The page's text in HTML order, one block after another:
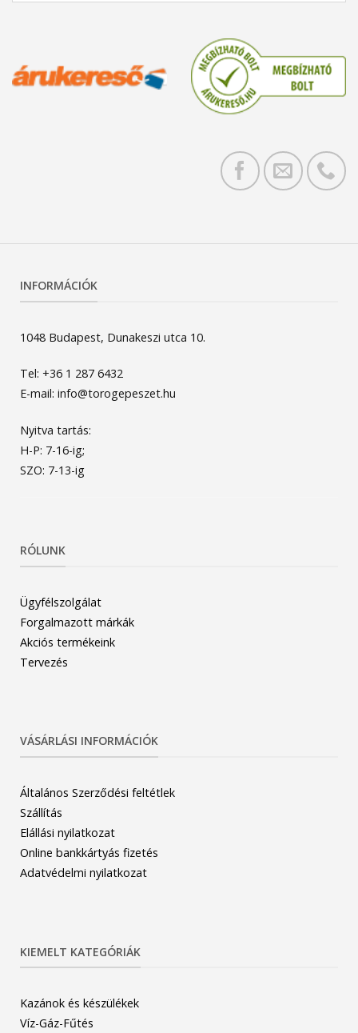
INFORMÁCIÓK
1048 Budapest, Dunakeszi utca 10.
Tel: +36 1 287 6432
E-mail: info@torogepeszet.hu
Nyitva tartás:
H-P: 7-16-ig;
SZO: 7-13-ig
RÓLUNK
Ügyfélszolgálat
Forgalmazott márkák
Akciós termékeink
Tervezés
VÁSÁRLÁSI INFORMÁCIÓK
Általános Szerződési feltétlek
Szállítás
Elállási nyilatkozat
Online bankkártyás fizetés
Adatvédelmi nyilatkozat
KIEMELT KATEGÓRIÁK
Kazánok és készülékek
Víz-Gáz-Fűtés